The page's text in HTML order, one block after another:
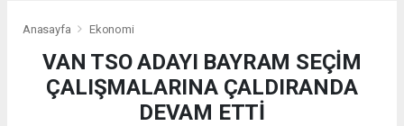
Anasayfa Ekonomi
VAN TSO ADAYI BAYRAM SEÇİM
ÇALIŞMALARINA ÇALDIRANDA
DEVAM ETTİ